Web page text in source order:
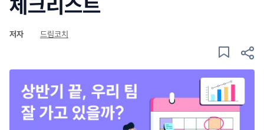
체크리스트
저자 드림코치